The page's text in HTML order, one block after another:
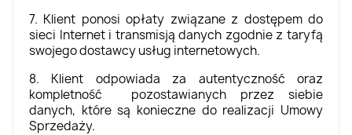
7. Klient ponosi opłaty związane z dostępem do
sieci Internet i transmisją danych zgodnie z taryfą
swojego dostawcy usług internetowych.
8. Klient odpowiada za autentyczność oraz
kompletność pozostawianych przez siebie
danych, które są konieczne do realizacji Umowy
Sprzedaży.